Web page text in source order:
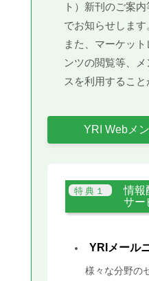
ト）新刊のご案
でお知らせします
また、マーケッ
ンツの閲覧等、
スを利用すること
YRI Webメ
情報
サー
YRIメール
様々な分野の